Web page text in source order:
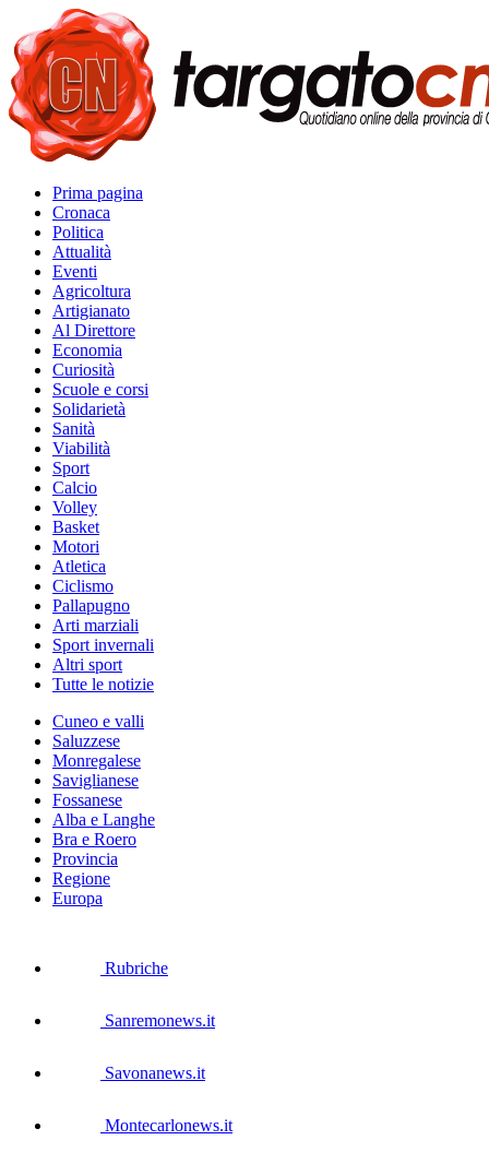
Prima pagina
Cronaca
Politica
Attualità
Eventi
Agricoltura
Artigianato
Al Direttore
Economia
Curiosità
Scuole e corsi
Solidarietà
Sanità
Viabilità
Sport
Calcio
Volley
Basket
Motori
Atletica
Ciclismo
Pallapugno
Arti marziali
Sport invernali
Altri sport
Tutte le notizie
Cuneo e valli
Saluzzese
Monregalese
Saviglianese
Fossanese
Alba e Langhe
Bra e Roero
Provincia
Regione
Europa
Rubriche
Sanremonews.it
Savonanews.it
Montecarlonews.it